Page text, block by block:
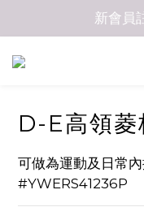
新會員
D-E高領菱
可做為運動及日常
#YWERS41236P